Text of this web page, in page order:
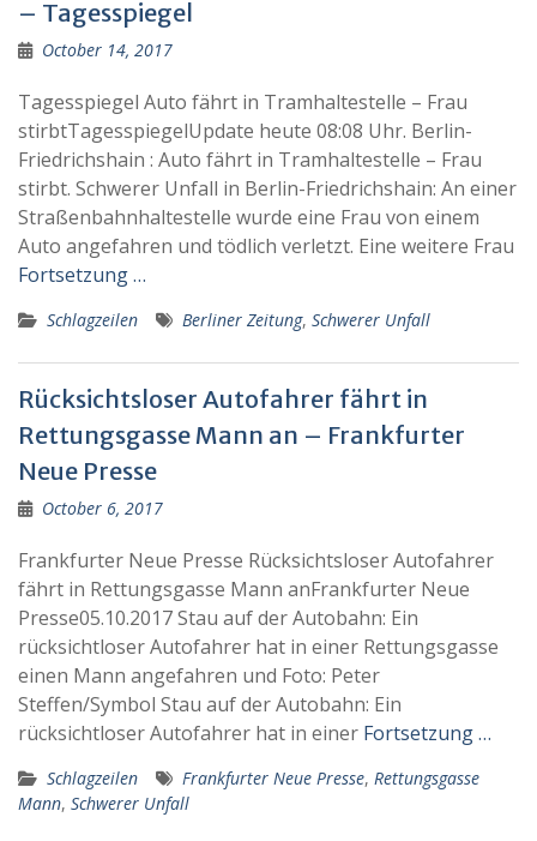
– Tagesspiegel
October 14, 2017
Tagesspiegel Auto fährt in Tramhaltestelle – Frau
stirbtTagesspiegelUpdate heute 08:08 Uhr. Berlin-
Friedrichshain : Auto fährt in Tramhaltestelle – Frau
stirbt. Schwerer Unfall in Berlin-Friedrichshain: An einer
Straßenbahnhaltestelle wurde eine Frau von einem
Auto angefahren und tödlich verletzt. Eine weitere Frau
Fortsetzung …
Schlagzeilen Berliner Zeitung, Schwerer Unfall
Rücksichtsloser Autofahrer fährt in
Rettungsgasse Mann an – Frankfurter
Neue Presse
October 6, 2017
Frankfurter Neue Presse Rücksichtsloser Autofahrer
fährt in Rettungsgasse Mann anFrankfurter Neue
Presse05.10.2017 Stau auf der Autobahn: Ein
rücksichtloser Autofahrer hat in einer Rettungsgasse
einen Mann angefahren und Foto: Peter
Steffen/Symbol Stau auf der Autobahn: Ein
rücksichtloser Autofahrer hat in einer Fortsetzung …
Schlagzeilen Frankfurter Neue Presse, Rettungsgasse
Mann, Schwerer Unfall